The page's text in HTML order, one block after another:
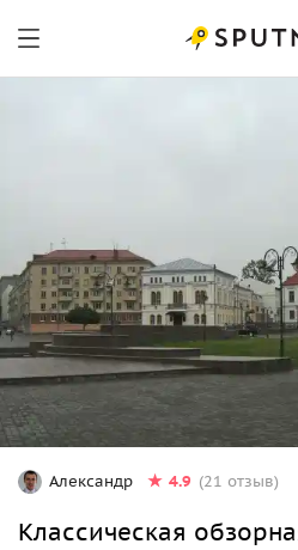
Александр 4.9 (21 отзыв)
Классическая